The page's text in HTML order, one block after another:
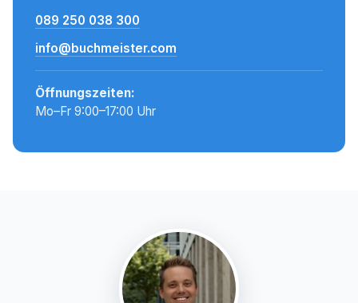
089 250 038 300
info@buchmeister.com
Öffnungszeiten:
Mo–Fr 9:00–17:00 Uhr